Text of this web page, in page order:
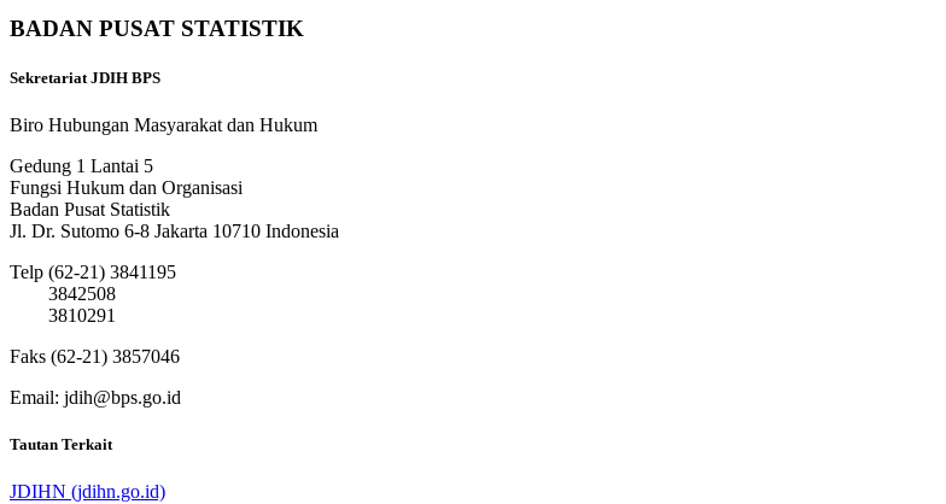
BADAN PUSAT STATISTIK
Sekretariat JDIH BPS
Biro Hubungan Masyarakat dan Hukum
Gedung 1 Lantai 5
Fungsi Hukum dan Organisasi
Badan Pusat Statistik
Jl. Dr. Sutomo 6-8 Jakarta 10710 Indonesia
Telp (62-21) 3841195
3842508
3810291
Faks (62-21) 3857046
Email: jdih@bps.go.id
Tautan Terkait
JDIHN (jdihn.go.id)